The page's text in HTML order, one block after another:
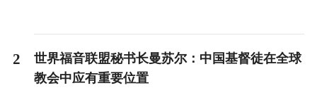
2
世界福音联盟秘书长曼苏尔：中国基督徒在全球
教会中应有重要位置